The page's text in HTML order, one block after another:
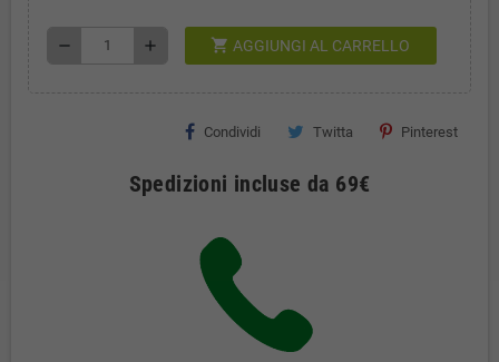
remove add shopping_cart AGGIUNGI AL CARRELLO
Condividi Twitta Pinterest
Spedizioni incluse da 69€